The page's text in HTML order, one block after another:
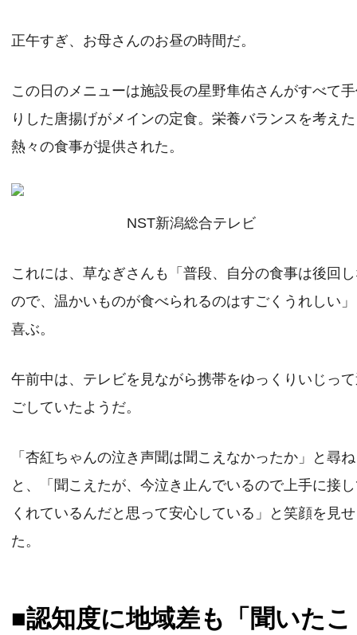
正午すぎ、お母さんのお昼の時間だ。
この日のメニューは施設長の星野隼佑さんがすべて
りした唐揚げがメインの定食。栄養バランスを考えた
熱々の食事が提供された。
NST新潟総合テレビ
これには、草なぎさんも「普段、自分の食事は後回
ので、温かいものが食べられるのはすごくうれしい
喜ぶ。
午前中は、テレビを見ながら携帯をゆっくりいじっ
ごしていたようだ。
「杏紅ちゃんの泣き声聞は聞こえなかったか」と尋
と、「聞こえたが、今泣き止んでいるので上手に接
くれているんだと思って安心している」と笑顔を見せ
た。
■認知度に地域差も「聞いたこ